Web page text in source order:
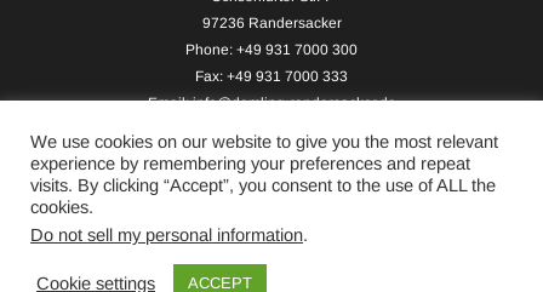
97236 Randersacker
Phone: +49 931 7000 300
Fax: +49 931 7000 333
Email:info@demling-randersacker.de
Copyright © 2026 Hotel-Café Demling - All Rights Reserved.
We use cookies on our website to give you the most relevant
experience by remembering your preferences and repeat
visits. By clicking “Accept”, you consent to the use of ALL the
cookies.
Do not sell my personal information.
Cookie settings ACCEPT